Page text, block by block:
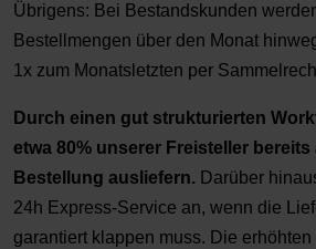
Übrigens: Bei Bestandskunden
Bestellmengen über den Monat
1x zum Monatsletzten per
Durch einen gut strukturierten
etwa 80% unserer Freisteller
Bestellung ausliefern. Darüber
24h Express-Service an, wenn die
garantiert klappen muss. Die